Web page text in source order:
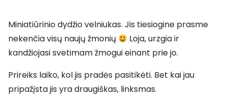
Miniatiūrinio dydžio velniukas. Jis tiesiogine prasme
nekenčia visų naujų žmonių
Loja, urzgia ir
kandžiojasi svetimam žmogui einant prie jo.
Prireiks laiko, kol jis pradės pasitikėti. Bet kai jau
pripažįsta jis yra draugiškas, linksmas.